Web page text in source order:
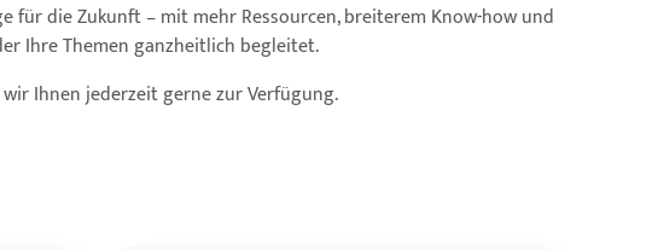
für die Zukunft – mit mehr Ressourcen, breiterem Know-how und
Ihre Themen ganzheitlich begleitet.
Ihnen jederzeit gerne zur Verfügung.